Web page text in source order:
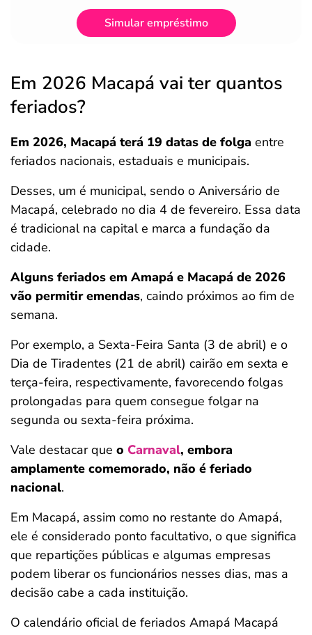
Simular empréstimo
Em 2026 Macapá vai ter quantos
feriados?
Em 2026, Macapá terá 19 datas de folga entre
feriados nacionais, estaduais e municipais.
Desses, um é municipal, sendo o Aniversário de
Macapá, celebrado no dia 4 de fevereiro. Essa data
é tradicional na capital e marca a fundação da
cidade.
Alguns feriados em Amapá e Macapá de 2026
vão permitir emendas, caindo próximos ao fim de
semana.
Por exemplo, a Sexta-Feira Santa (3 de abril) e o
Dia de Tiradentes (21 de abril) cairão em sexta e
terça-feira, respectivamente, favorecendo folgas
prolongadas para quem consegue folgar na
segunda ou sexta-feira próxima.
Vale destacar que o Carnaval, embora
amplamente comemorado, não é feriado
nacional.
Em Macapá, assim como no restante do Amapá,
ele é considerado ponto facultativo, o que significa
que repartições públicas e algumas empresas
podem liberar os funcionários nesses dias, mas a
decisão cabe a cada instituição.
O calendário oficial de feriados Amapá Macapá